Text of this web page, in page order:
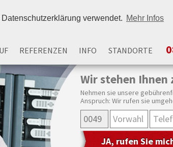
verwendet. Mehr Infos
REFERENZEN INFO STANDORTE
Wir stehen Ihnen
Nehmen sie unsere
Anspruch: Wir rufen sie